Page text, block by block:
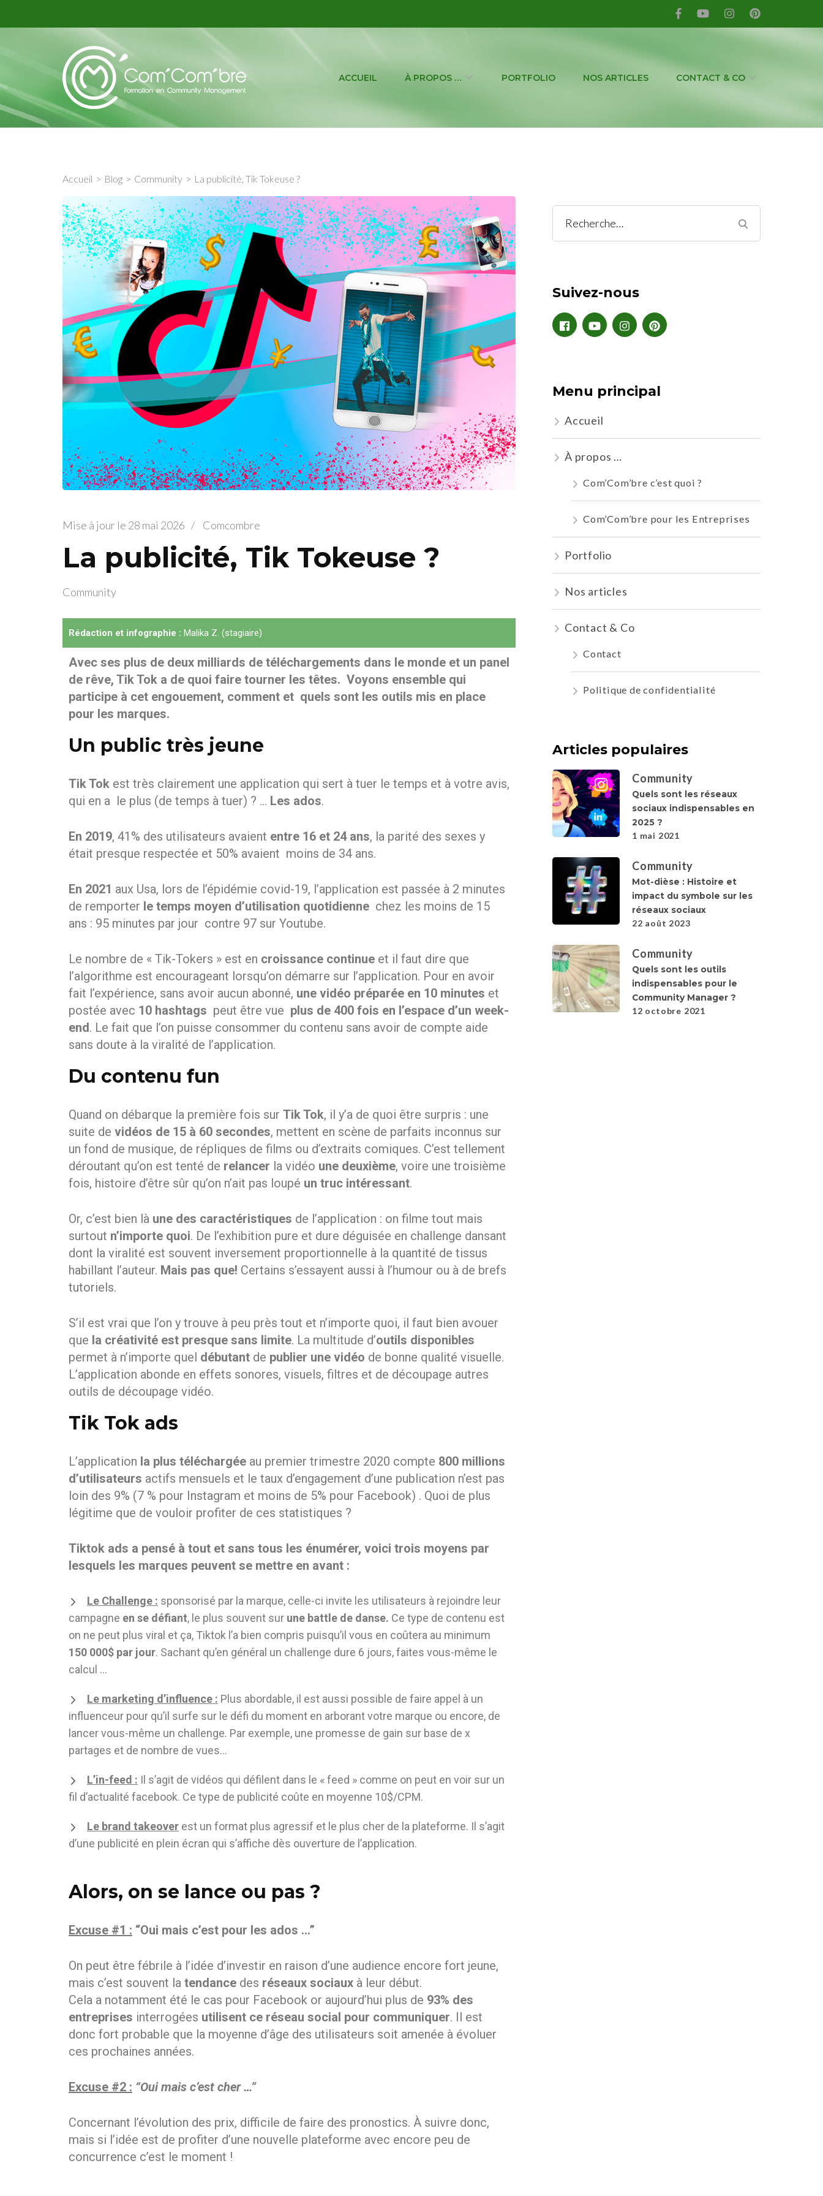
ACCUEIL À PROPOS … PORTFOLIO NOS ARTICLES CONTACT & CO
Accueil > Blog > Community > La publicité, Tik Tokeuse ?
Mise à jour le 28 mai 2026 / Comcombre
La publicité, Tik Tokeuse ?
Community
Rédaction et infographie : Malika Z. (stagiaire)
Avec ses plus de deux milliards de téléchargements dans le monde et un panel
de rêve, Tik Tok a de quoi faire tourner les têtes. Voyons ensemble qui
participe à cet engouement, comment et quels sont les outils mis en place
pour les marques.
Un public très jeune
Tik Tok est très clairement une application qui sert à tuer le temps et à votre avis,
qui en a le plus (de temps à tuer) ? … Les ados.
En 2019, 41% des utilisateurs avaient entre 16 et 24 ans, la parité des sexes y
était presque respectée et 50% avaient moins de 34 ans.
En 2021 aux Usa, lors de l’épidémie covid-19, l’application est passée à 2 minutes
de remporter le temps moyen d’utilisation quotidienne chez les moins de 15
ans : 95 minutes par jour contre 97 sur Youtube.
Le nombre de « Tik-Tokers » est en croissance continue et il faut dire que
l’algorithme est encourageant lorsqu’on démarre sur l’application. Pour en avoir
fait l’expérience, sans avoir aucun abonné, une vidéo préparée en 10 minutes et
postée avec 10 hashtags peut être vue plus de 400 fois en l’espace d’un week-
end. Le fait que l’on puisse consommer du contenu sans avoir de compte aide
sans doute à la viralité de l’application.
Du contenu fun
Quand on débarque la première fois sur Tik Tok, il y’a de quoi être surpris : une
suite de vidéos de 15 à 60 secondes, mettent en scène de parfaits inconnus sur
un fond de musique, de répliques de films ou d’extraits comiques. C’est tellement
déroutant qu’on est tenté de relancer la vidéo une deuxième, voire une troisième
fois, histoire d’être sûr qu’on n’ait pas loupé un truc intéressant.
Or, c’est bien là une des caractéristiques de l’application : on filme tout mais
surtout n’importe quoi. De l’exhibition pure et dure déguisée en challenge dansant
dont la viralité est souvent inversement proportionnelle à la quantité de tissus
habillant l’auteur. Mais pas que! Certains s’essayent aussi à l’humour ou à de brefs
tutoriels.
S’il est vrai que l’on y trouve à peu près tout et n’importe quoi, il faut bien avouer
que la créativité est presque sans limite. La multitude d’outils disponibles
permet à n’importe quel débutant de publier une vidéo de bonne qualité visuelle.
L’application abonde en effets sonores, visuels, filtres et de découpage autres
outils de découpage vidéo.
Tik Tok ads
L’application la plus téléchargée au premier trimestre 2020 compte 800 millions
d’utilisateurs actifs mensuels et le taux d’engagement d’une publication n’est pas
loin des 9% (7 % pour Instagram et moins de 5% pour Facebook) . Quoi de plus
légitime que de vouloir profiter de ces statistiques ?
Tiktok ads a pensé à tout et sans tous les énumérer, voici trois moyens par
lesquels les marques peuvent se mettre en avant :
Le Challenge : sponsorisé par la marque, celle-ci invite les utilisateurs à rejoindre leur
campagne en se défiant, le plus souvent sur une battle de danse. Ce type de contenu est
on ne peut plus viral et ça, Tiktok l’a bien compris puisqu’il vous en coûtera au minimum
150 000$ par jour. Sachant qu’en général un challenge dure 6 jours, faites vous-même le
calcul …
Le marketing d’influence : Plus abordable, il est aussi possible de faire appel à un
influenceur pour qu’il surfe sur le défi du moment en arborant votre marque ou encore, de
lancer vous-même un challenge. Par exemple, une promesse de gain sur base de x
partages et de nombre de vues…
L’in-feed : Il s’agit de vidéos qui défilent dans le « feed » comme on peut en voir sur un
fil d’actualité facebook. Ce type de publicité coûte en moyenne 10$/CPM.
Le brand takeover est un format plus agressif et le plus cher de la plateforme. Il s’agit
d’une publicité en plein écran qui s’affiche dès ouverture de l’application.
Alors, on se lance ou pas ?
Excuse #1 : “Oui mais c’est pour les ados …”
On peut être fébrile à l’idée d’investir en raison d’une audience encore fort jeune,
mais c’est souvent la tendance des réseaux sociaux à leur début.
Cela a notamment été le cas pour Facebook or aujourd’hui plus de 93% des
entreprises interrogées utilisent ce réseau social pour communiquer. Il est
donc fort probable que la moyenne d’âge des utilisateurs soit amenée à évoluer
ces prochaines années.
Excuse #2 : “Oui mais c’est cher …”
Concernant l’évolution des prix, difficile de faire des pronostics. À suivre donc,
mais si l’idée est de profiter d’une nouvelle plateforme avec encore peu de
concurrence c’est le moment !
Suivez-nous
Menu principal
Accueil
À propos …
Com’Com’bre c’est quoi ?
Com’Com’bre pour les Entreprises
Portfolio
Nos articles
Contact & Co
Contact
Politique de confidentialité
Articles populaires
Community
Quels sont les réseaux
sociaux indispensables en
2025 ?
1 mai 2021
Community
Mot-dièse : Histoire et
impact du symbole sur les
réseaux sociaux
22 août 2023
Community
Quels sont les outils
indispensables pour le
Community Manager ?
12 octobre 2021